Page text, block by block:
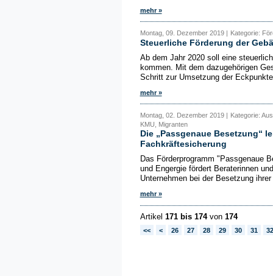
mehr »
Montag, 09. Dezember 2019 | Kategorie:
Steuerliche Förderung der
Ab dem Jahr 2020 soll eine
kommen. Mit dem dazugehörigen
Schritt zur Umsetzung der
mehr »
Montag, 02. Dezember 2019 |
Kategorie:
KMU, Migranten
Die „Passgenaue Besetzung“
Fachkräftesicherung
Das Förderprogramm "Passgenaue
und Engergie fördert Beraterinnen
Unternehmen bei der Besetzung
mehr »
Artikel 171 bis 174von 174
<< < 26 27 28 29 30 31 32